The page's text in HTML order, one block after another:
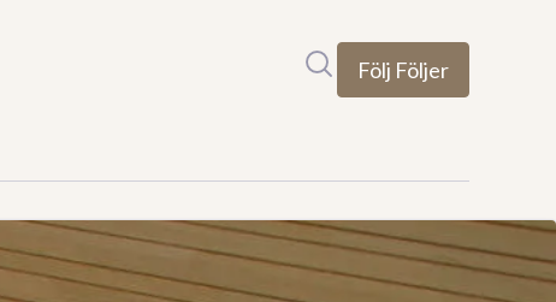
Följ Följer